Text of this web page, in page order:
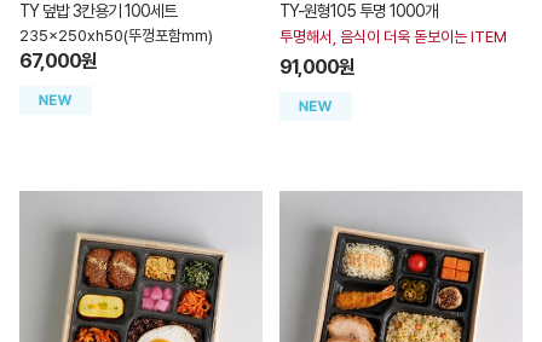
TY 덮밥 3칸용기 100세트
235x250xh50(뚜껑포함mm)
67,000원
TY-원형105 투명 1000개
투명해서, 음식이 더욱 돋보이는 ITEM
91,000원